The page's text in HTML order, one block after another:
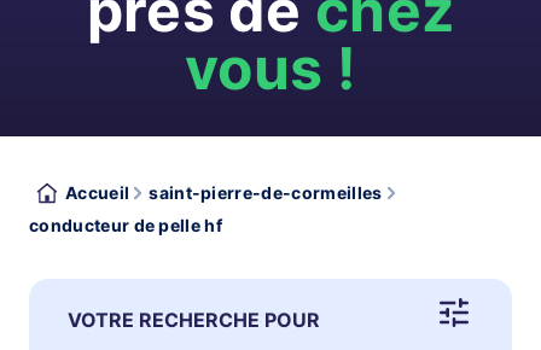
vous !
Accueil
saint-pierre-de-cormeilles
conducteur de pelle hf
VOTRE RECHERCHE POUR